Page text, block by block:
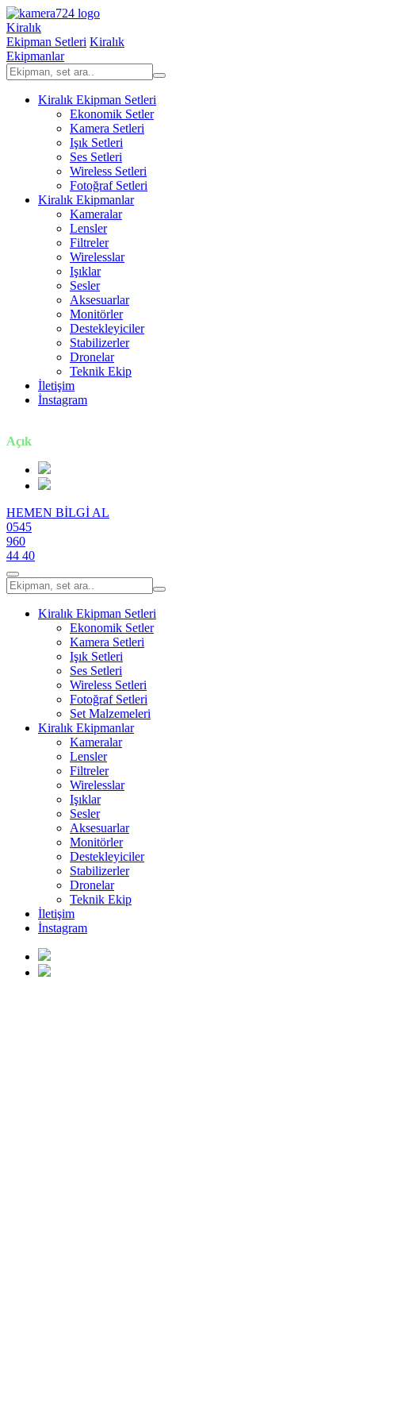
Kiralık
Ekipman Setleri Kiralık
Ekipmanlar
Kiralık Ekipman Setleri
Ekonomik Setler
Kamera Setleri
Işık Setleri
Ses Setleri
Wireless Setleri
Fotoğraf Setleri
Kiralık Ekipmanlar
Kameralar
Lensler
Filtreler
Wirelesslar
Işıklar
Sesler
Aksesuarlar
Monitörler
Destekleyiciler
Stabilizerler
Dronelar
Teknik Ekip
İletişim
İnstagram
Açık
HEMEN BİLGİ AL
0545
960
44 40
Kiralık Ekipman Setleri
Ekonomik Setler
Kamera Setleri
Işık Setleri
Ses Setleri
Wireless Setleri
Fotoğraf Setleri
Set Malzemeleri
Kiralık Ekipmanlar
Kameralar
Lensler
Filtreler
Wirelesslar
Işıklar
Sesler
Aksesuarlar
Monitörler
Destekleyiciler
Stabilizerler
Dronelar
Teknik Ekip
İletişim
İnstagram